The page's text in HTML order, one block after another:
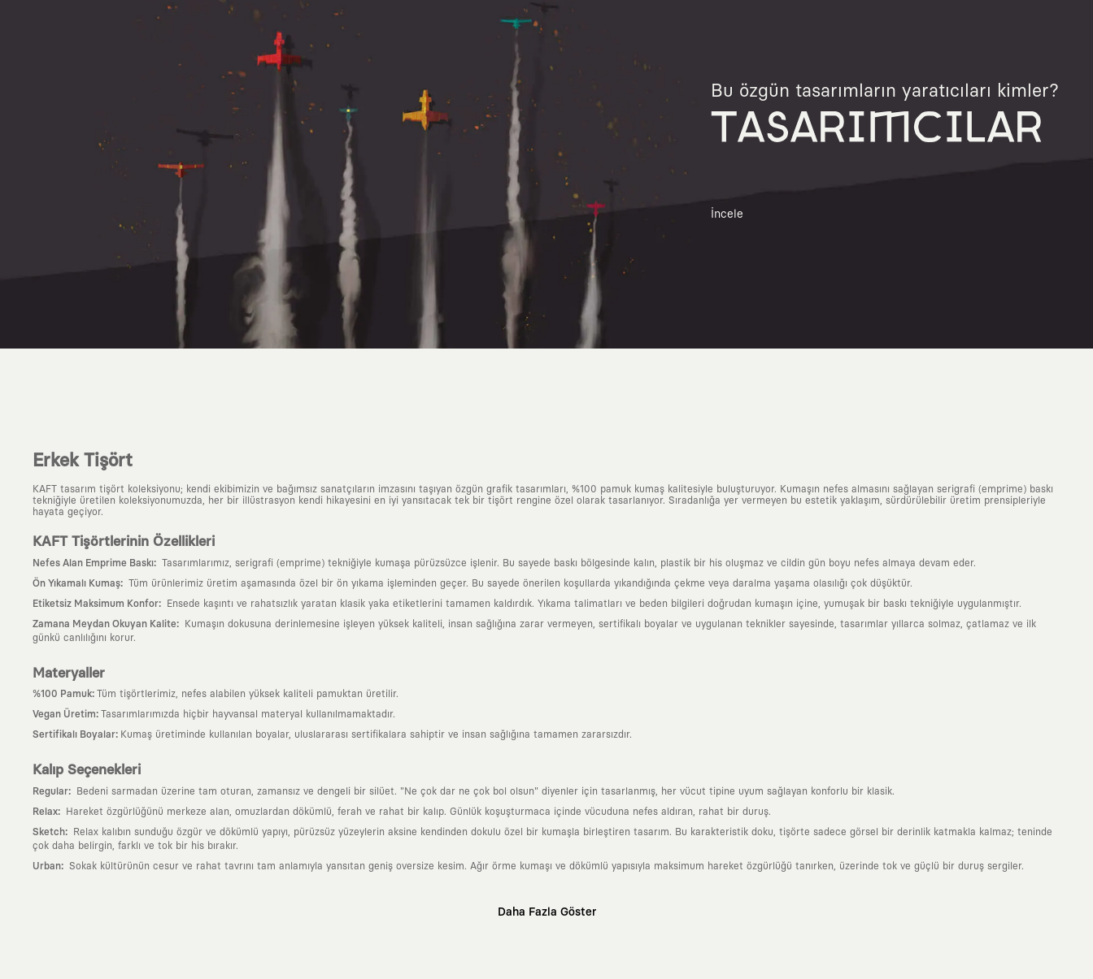
Bu özgün tasarımların yaratıcıları kimler?
TASARIMCILAR
İncele
Erkek Tişört
KAFT tasarım tişört koleksiyonu; kendi ekibimizin ve bağımsız sanatçıların imzasını taşıyan özgün grafik tasarımları, %100 pamuk kumaş kalitesiyle buluşturuyor. Kumaşın nefes almasını sağlayan serigrafi (emprime) baskı
tekniğiyle üretilen koleksiyonumuzda, her bir illüstrasyon kendi hikayesini en iyi yansıtacak tek bir tişört rengine özel olarak tasarlanıyor. Sıradanlığa yer vermeyen bu estetik yaklaşım, sürdürülebilir üretim prensipleriyle
hayata geçiyor.
KAFT Tişörtlerinin Özellikleri
Nefes Alan Emprime Baskı: Tasarımlarımız, serigrafi (emprime) tekniğiyle kumaşa pürüzsüzce işlenir. Bu sayede baskı bölgesinde kalın, plastik bir his oluşmaz ve cildin gün boyu nefes almaya devam eder.
Ön Yıkamalı Kumaş: Tüm ürünlerimiz üretim aşamasında özel bir ön yıkama işleminden geçer. Bu sayede önerilen koşullarda yıkandığında çekme veya daralma yaşama olasılığı çok düşüktür.
Etiketsiz Maksimum Konfor: Ensede kaşıntı ve rahatsızlık yaratan klasik yaka etiketlerini tamamen kaldırdık. Yıkama talimatları ve beden bilgileri doğrudan kumaşın içine, yumuşak bir baskı tekniğiyle uygulanmıştır.
Zamana Meydan Okuyan Kalite:
Kumaşın dokusuna derinlemesine işleyen yüksek kaliteli, insan sağlığına zarar vermeyen, sertifikalı boyalar ve uygulanan teknikler sayesinde, tasarımlar yıllarca solmaz, çatlamaz ve ilk
günkü canlılığını korur.
Materyaller
%100 Pamuk: Tüm tişörtlerimiz, nefes alabilen yüksek kaliteli pamuktan üretilir.
Vegan Üretim: Tasarımlarımızda hiçbir hayvansal materyal kullanılmamaktadır.
Sertifikalı Boyalar: Kumaş üretiminde kullanılan boyalar, uluslararası sertifikalara sahiptir ve insan sağlığına tamamen zararsızdır.
Kalıp Seçenekleri
Regular: Bedeni sarmadan üzerine tam oturan, zamansız ve dengeli bir silüet. "Ne çok dar ne çok bol olsun" diyenler için tasarlanmış, her vücut tipine uyum sağlayan konforlu bir klasik.
Relax: Hareket özgürlüğünü merkeze alan, omuzlardan dökümlü, ferah ve rahat bir kalıp. Günlük koşuşturmaca içinde vücuduna nefes aldıran, rahat bir duruş.
Sketch:
Relax kalıbın sunduğu özgür ve dökümlü yapıyı, pürüzsüz yüzeylerin aksine kendinden dokulu özel bir kumaşla birleştiren tasarım. Bu karakteristik doku, tişörte sadece görsel bir derinlik katmakla kalmaz; teninde
çok daha belirgin, farklı ve tok bir his bırakır.
Urban: Sokak kültürünün cesur ve rahat tavrını tam anlamıyla yansıtan geniş oversize kesim. Ağır örme kumaşı ve dökümlü yapısıyla maksimum hareket özgürlüğü tanırken, üzerinde tok ve güçlü bir duruş sergiler.
Daha Fazla Göster